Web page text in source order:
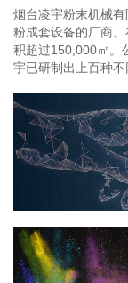
烟台凌宇粉末机械
粉成套设备的厂商
积超过150,000㎡。
宇已研制出上百种不